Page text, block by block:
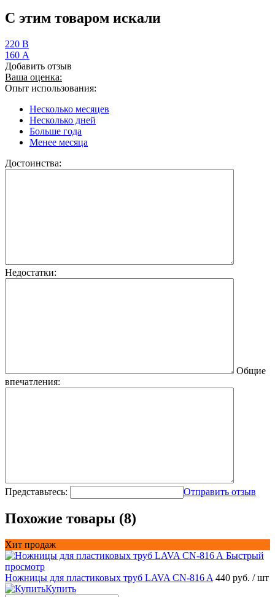
C этим товаром искали
220 В
160 А
Добавить отзыв
Ваша оценка:
Опыт использования:
Несколько месяцев
Несколько дней
Больше года
Менее месяца
Достоинства:
Недостатки:
Общие
впечатления:
Представьтесь: Отправить отзыв
Похожие товары (8)
Хит продаж
Быстрый
просмотр
Ножницы для пластиковых труб LAVA CN-816 A 440 руб. / шт
Купить